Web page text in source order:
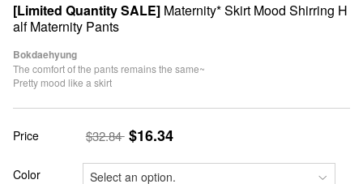
[Limited Quantity SALE] Maternity* Skirt Mood Shirring H
alf Maternity Pants
Bokdaehyung
The comfort of the pants remains the same~
Pretty mood like a skirt
Price $32.84 $16.34
Color